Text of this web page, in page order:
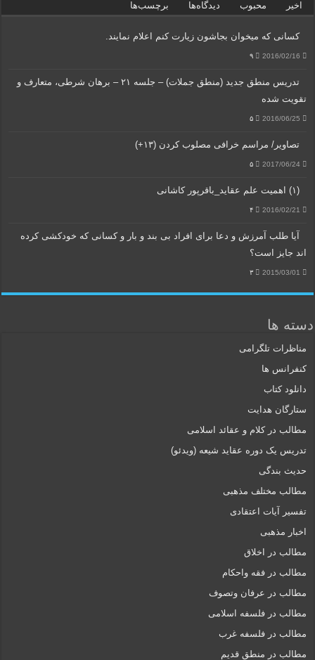
اخیر محبوب دیدگاه‌ها برچسب‌ها
کسانی که میخوان بجاشون زیارت کنم اعلام نمایند.
2016/02/16 ۹
تدریس منطق جدید (منطق جملات) – جلسه ۲۱ – برهان شرطی، متعارف و
تقویت شده
2016/06/25 ۵
تصاویر/ مراسم خرافی مصلوب کردن (۱۳+)
2017/06/24 ۵
(۱) اهمیت علم عقاید_باقرپور کاشانی
2016/02/21 ۴
آیا طلب آمرزش و دعا برای افراد بی بند و بار و کسانی که خودکشی کرده
اند جایز است؟
2015/03/01 ۳
دسته ها
مناظرات تلگرامی
کنفرانس ها
دانلود کتاب
ستارگان هدایت
مطالب در کلام و عقائد اسلامی
تدریس یک دوره عقاید شیعه (ویدئو)
حدیث بندگی
مطالب مختلف مذهبی
تفسیر آیات اعتقادی
اخبار مذهبی
مطالب در اخلاق
مطالب در فقه واحکام
مطالب در عرفان وتصوف
مطالب در فلسفه اسلامی
مطالب در فلسفه غرب
مطالب در منطق قدیم